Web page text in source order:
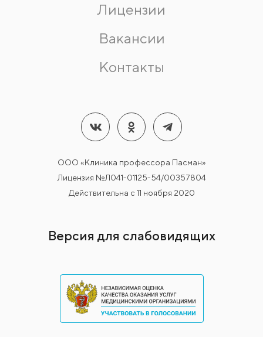
Лицензии
Вакансии
Контакты
ООО «Клиника профессора Пасман»
Лицензия №Л041-01125-54/00357804
Действительна с 11 ноября 2020
Версия для слабовидящих